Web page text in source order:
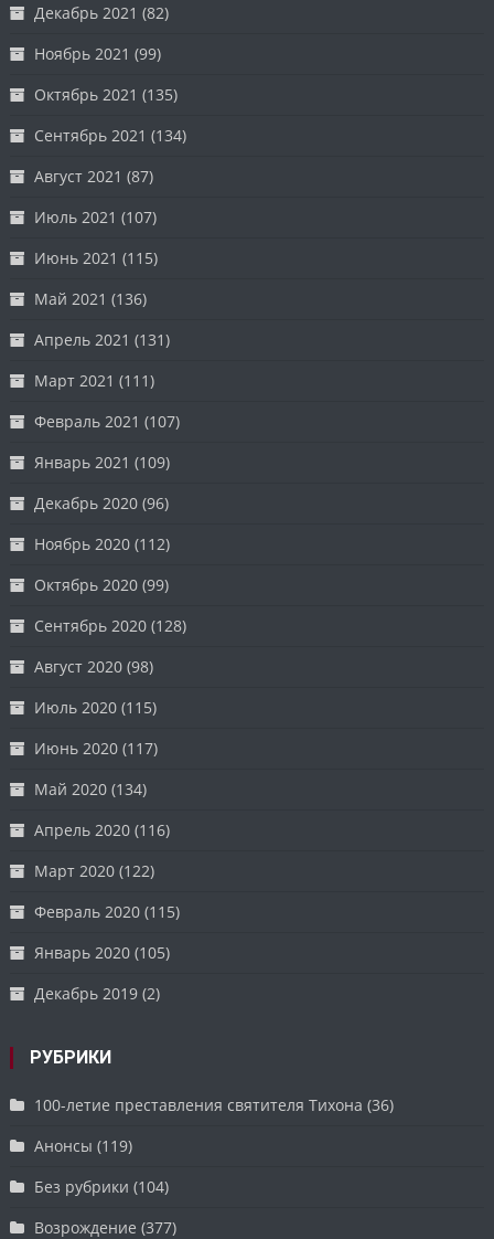
Декабрь 2021 (82)
Ноябрь 2021 (99)
Октябрь 2021 (135)
Сентябрь 2021 (134)
Август 2021 (87)
Июль 2021 (107)
Июнь 2021 (115)
Май 2021 (136)
Апрель 2021 (131)
Март 2021 (111)
Февраль 2021 (107)
Январь 2021 (109)
Декабрь 2020 (96)
Ноябрь 2020 (112)
Октябрь 2020 (99)
Сентябрь 2020 (128)
Август 2020 (98)
Июль 2020 (115)
Июнь 2020 (117)
Май 2020 (134)
Апрель 2020 (116)
Март 2020 (122)
Февраль 2020 (115)
Январь 2020 (105)
Декабрь 2019 (2)
РУБРИКИ
100-летие преставления святителя Тихона (36)
Анонсы (119)
Без рубрики (104)
Возрождение (377)